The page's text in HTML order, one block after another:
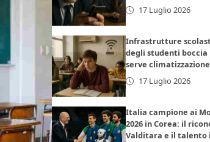
17 Luglio 2026
Infrastrutture
degli studenti boccia
serve
17 Luglio 2026
Italia campione ai
2026 in Corea: il
Valditara e il talento